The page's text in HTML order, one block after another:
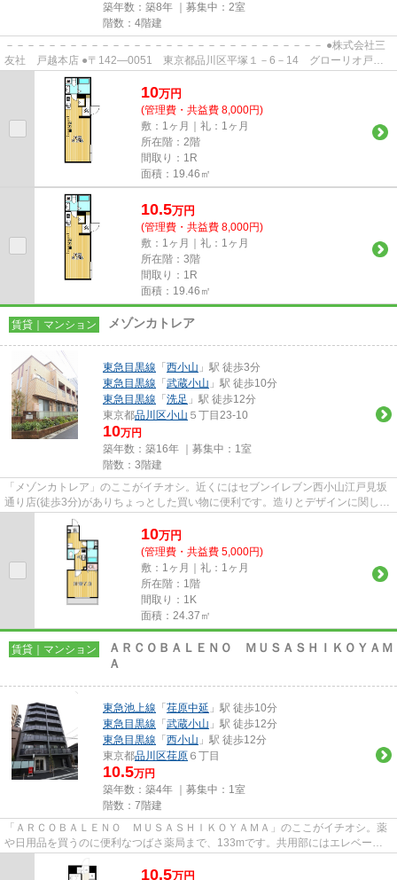
築年数：築8年 ｜募集中： 2室
階数：4階建
－－－－－－－－－－－－－－－－－－－－－－－－－－－－－－ ●株式会社三
友社 戸越本店 ●〒142―0051 東京都品川区平塚１－6－14 グローリオ戸越
銀座1階 ●TEL：03-3783-1218...
10万円
(管理費・共益費 8,000円)
敷：1ヶ月｜礼：1ヶ月
所在階：2階
間取り：1R
面積：19.46㎡
10.5万円
(管理費・共益費 8,000円)
敷：1ヶ月｜礼：1ヶ月
所在階：3階
間取り：1R
面積：19.46㎡
賃貸｜マンション メゾンカトレア
東急目黒線 「 西小山 」駅 徒歩3分
東急目黒線 「 武蔵小山 」駅 徒歩10分
東急目黒線 「 洗足 」駅 徒歩12分
東京都品川区小山 ５丁目23-10
10万円
築年数：築16年 ｜募集中： 1室
階数：3階建
「メゾンカトレア」のここがイチオシ。近くにはセブンイレブン西小山江戸見坂
通り店(徒歩3分)がありちょっとした買い物に便利です。造りとデザインに関し
て、自信をもって情報を提供で...
10万円
(管理費・共益費 5,000円)
敷：1ヶ月｜礼：1ヶ月
所在階：1階
間取り：1K
面積：24.37㎡
賃貸｜マンション
ＡＲＣＯＢＡＬＥＮＯ ＭＵＳＡＳＨＩＫＯＹＡＭ
Ａ
東急池上線 「 荏原中延 」駅 徒歩10分
東急目黒線 「 武蔵小山 」駅 徒歩12分
東急目黒線 「 西小山 」駅 徒歩12分
東京都品川区荏原 ６丁目
10.5万円
築年数：築4年 ｜募集中： 1室
階数：7階建
「ＡＲＣＯＢＡＬＥＮＯ ＭＵＳＡＳＨＩＫＯＹＡＭＡ」のここがイチオシ。薬
や日用品を買うのに便利なつばさ薬局まで、133mです。共用部にはエレベー
10.5万円